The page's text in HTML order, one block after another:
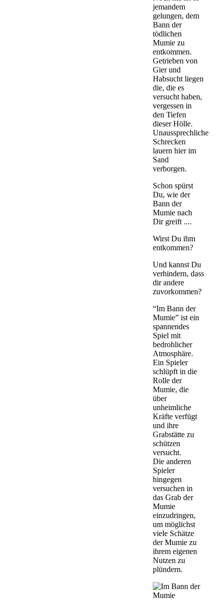
jemandem
gelungen, dem
Bann der
tödlichen
Mumie zu
entkommen.
Getrieben von
Gier und
Habsucht liegen
die, die es
versucht haben,
vergessen in
den Tiefen
dieser Hölle.
Unaussprechliche
Schrecken
lauern hier im
Sand
verborgen.
Schon spürst
Du, wie der
Bann der
Mumie nach
Dir greift ....
Wirst Du ihm
entkommen?
Und kannst Du
verhindern, dass
dir andere
zuvorkommen?
“Im Bann der
Mumie” ist ein
spannendes
Spiel mit
bedrohlicher
Atmosphäre.
Ein Spieler
schlüpft in die
Rolle der
Mumie, die
über
unheimliche
Kräfte verfügt
und ihre
Grabstätte zu
schützen
versucht.
Die anderen
Spieler
hingegen
versuchen in
das Grab der
Mumie
einzudringen,
um möglichst
viele Schätze
der Mumie zu
ihrem eigenen
Nutzen zu
plündern.